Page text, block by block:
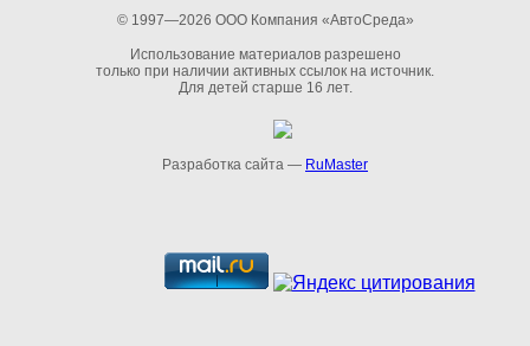
© 1997—2026 ООО Компания «АвтоСреда»
Использование материалов разрешено
только при наличии активных ссылок на источник.
Для детей старше 16 лет.
Разработка сайта — RuMaster